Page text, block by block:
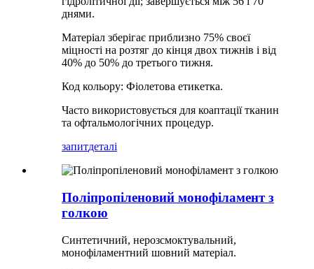
днями.
Матеріал зберігає приблизно 75% своєї
міцності на розтяг до кінця двох тижнів і від
40% до 50% до третього тижня.
Код кольору: Фіолетова етикетка.
Часто використовується для коаптації тканин
та офтальмологічних процедур.
запитдеталі
Поліпропіленовий монофіламент з
голкою
Синтетичний, нерозсмоктувальний,
монофіламентний шовний матеріал.